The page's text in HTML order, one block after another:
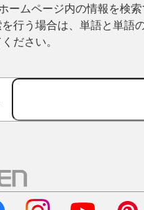
ームページ内の情報を検
行う場合は、単語と単語
ださい。